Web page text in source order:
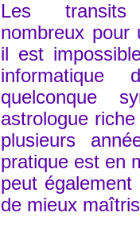
Les
nombreux pour
il est
informatique
quelconque
astrologue
plusieurs
pratique est en
peut
de mieux